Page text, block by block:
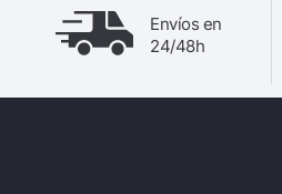
Envíos en
24/48h